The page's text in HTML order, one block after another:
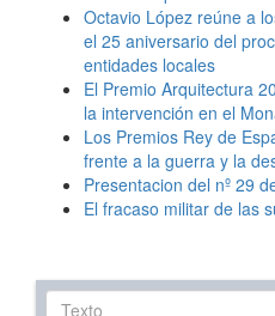
Octavio López reúne a
el 25 aniversario del
entidades locales
El Premio Arquitectura
la intervención en el
Los Premios Rey de
frente a la guerra y la
Presentacion del nº 29
El fracaso militar de las
Texto